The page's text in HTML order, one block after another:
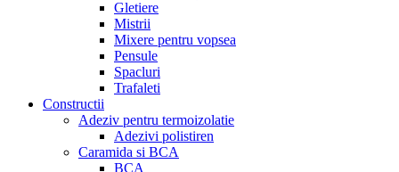
Gletiere
Mistrii
Mixere pentru vopsea
Pensule
Spacluri
Trafaleti
Constructii
Adeziv pentru termoizolatie
Adezivi polistiren
Caramida si BCA
BCA